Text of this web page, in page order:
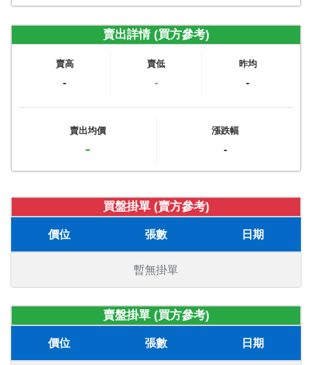
賣出詳情 (買方參考)
賣高
-
賣低
-
昨均
-
賣出均價
-
漲跌幅
-
買盤掛單 (賣方參考)
價位 張數 日期
暫無掛單
賣盤掛單 (買方參考)
價位 張數 日期